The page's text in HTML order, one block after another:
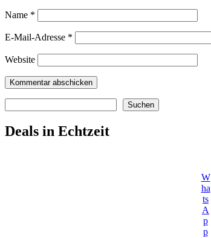
Name *
E-Mail-Adresse *
Website
Suchen
Deals in Echtzeit
W
ha
ts
A
p
p